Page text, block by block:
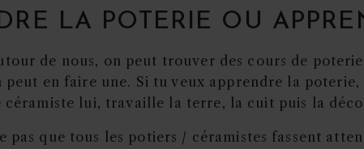
LA POTERIE OU
de nous, on peut trouver des cours de
peut en faire une. Si tu veux apprendre la
céramiste lui, travaille la terre, la cuit puis la
pas que tous les potiers / céramistes fassent